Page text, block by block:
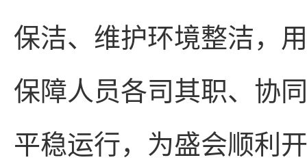
保洁、维护环境整洁，
保障人员各司其职、协
平稳运行，为盛会顺利